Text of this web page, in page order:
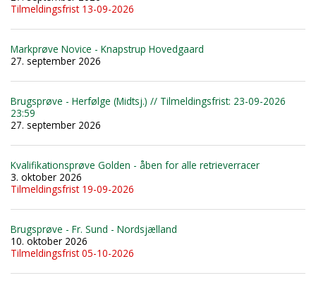
Tilmeldingsfrist 13-09-2026
Markprøve Novice - Knapstrup Hovedgaard
27. september 2026
Brugsprøve - Herfølge (Midtsj.) // Tilmeldingsfrist: 23-09-2026
23:59
27. september 2026
Kvalifikationsprøve Golden - åben for alle retrieverracer
3. oktober 2026
Tilmeldingsfrist 19-09-2026
Brugsprøve - Fr. Sund - Nordsjælland
10. oktober 2026
Tilmeldingsfrist 05-10-2026